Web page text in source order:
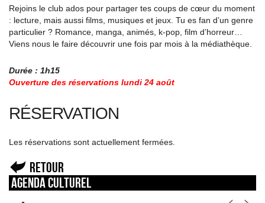
Rejoins le club ados pour partager tes coups de cœur du moment
: lecture, mais aussi films, musiques et jeux. Tu es fan d’un genre
particulier ? Romance, manga, animés, k-pop, film d’horreur…
Viens nous le faire découvrir une fois par mois à la médiathèque.
Durée : 1h15
Ouverture des réservations lundi 24 août
RÉSERVATION
Les réservations sont actuellement fermées.
Retour
Agenda culturel